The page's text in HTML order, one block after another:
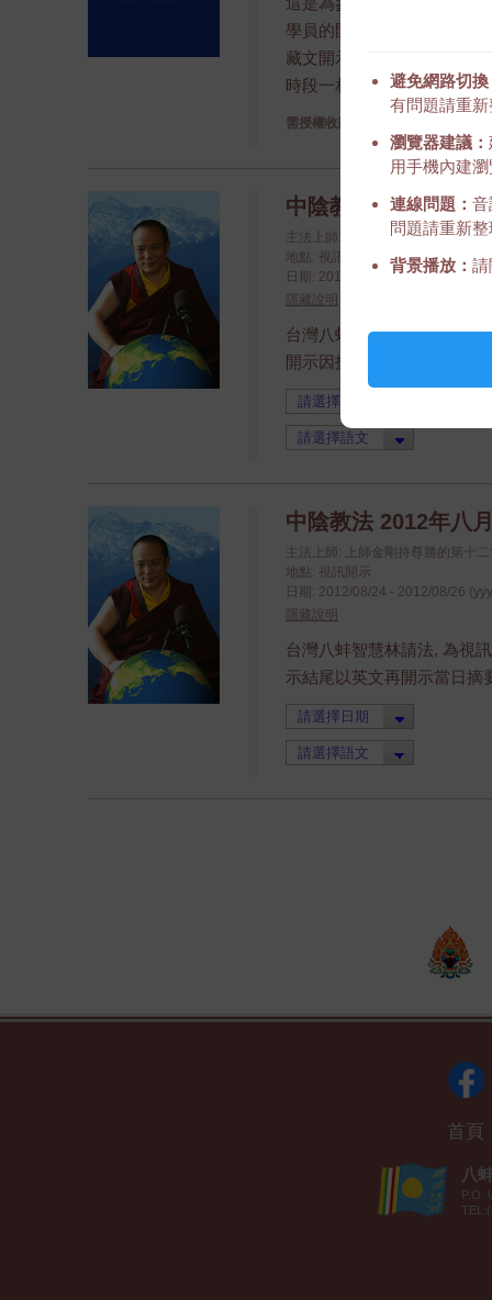
學員的開示, 時間大約1.5小
藏文開示, 時段一翻譯: 英
時段一相同), 法文, 德文, 西
需授權收聽,
中陰教法 2012年10
主法上師: 上師金剛持尊勝的第十
地點: 視訊開示
日期: 2012/10/20 - 2012/10/21
隱藏說明
台灣八蚌智慧林請法, 仁波
開示因技術問題, 部分中文
中陰教法 2012年八
主法上師: 上師金剛持尊勝的第十
地點: 視訊開示
日期: 2012/08/24 - 2012/08/26
隱藏說明
台灣八蚌智慧林請法, 為視
示結尾以英文再開示當日摘
首頁
八
P.O.
避免網路切換
有問題請重
瀏覽器建議：
用手機內建
連線問題： 音
問題請重新
背景播放： 請